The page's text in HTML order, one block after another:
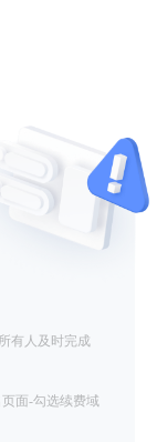
有人及时完成
面-勾选续费域